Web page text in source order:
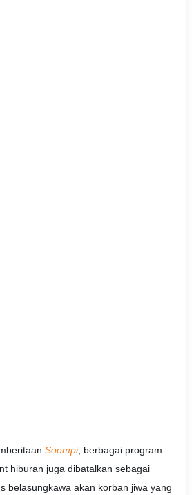
Soompi, berbagai program
hiburan juga dibatalkan sebagai
belasungkawa akan korban jiwa yang